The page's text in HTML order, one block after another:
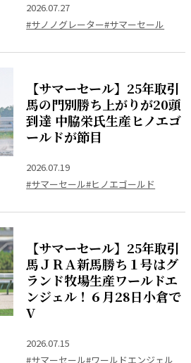
2026.07.27
#サノノグレーター#サマーセール
【サマーセール】25年取引
馬の門別勝ち上がりが20頭
到達 中脇栄氏生産ヒノエゴ
ールドが節目
2026.07.19
#サマーセール#ヒノエゴールド
【サマーセール】25年取引
馬ＪＲＡ新馬勝ち１号はグ
ランド牧場生産ワールドエ
ンジェル！６月28日小倉で
V
2026.07.15
#サマーセール#ワールドエンジェル